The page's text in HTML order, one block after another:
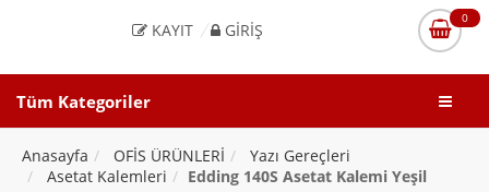
KAYIT GIRIŞ
0
Tüm Kategoriler
Anasayfa OFİS ÜRÜNLERİ
Yazı Gereçleri
Asetat Kalemleri
Edding 140S Asetat Kalemi Yeşil